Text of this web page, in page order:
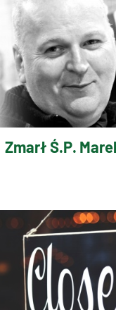
Zmarł Ś.P.